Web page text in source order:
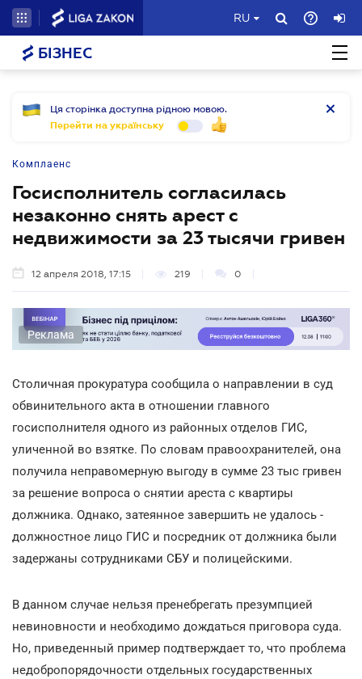
RU
БІЗНЕС
Ця сторінка доступна рідною мовою.
Перейти на українську
Комплаенс
Госисполнитель согласилась
незаконно снять арест с
недвижимости за 23 тысячи гривен
12 апреля 2018, 17:15 219 0
Реклама
Столичная прокуратура сообщила о направлении в суд
обвинительного акта в отношении главного
госисполнителя одного из районных отделов ГИС,
уличенной во взятке. По словам правоохранителей, она
получила неправомерную выгоду в сумме 23 тыс гривен
за решение вопроса о снятии ареста с квартиры
должника. Однако, затеянное завершить не удалось -
должностное лицо ГИС и посредник от должника были
задержаны сотрудниками СБУ и полицейскими.
В данном случае нельзя пренебрегать презумпцией
невиновности и необходимо дождаться приговора суда.
Но, приведенный пример подтверждает то, что проблема
недобропорядочности отдельных государственных